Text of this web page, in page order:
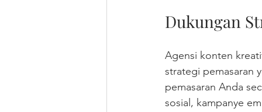
Dukungan
Agensi konten
strategi pemasaran
pemasaran Anda
sosial, kampanye